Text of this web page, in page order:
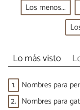
Los menos...
Lo más visto
1. Nombres para
2. Nombres para